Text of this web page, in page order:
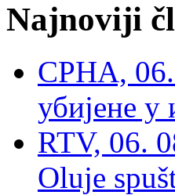
Najnoviji
СРНА, 06.
убијене у
RTV, 06.
Oluje